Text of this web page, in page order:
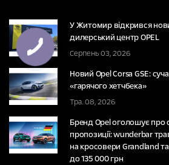
У Житомир відкрився
дилерський центр OPEL
Серпень 03, 2026
Новий Opel Corsa GSE:
«гарячого хетчбека»
Тра. 08, 2026
Бренд Opel оголошує про
пропозиції: wunderbar
на кросовери Grandland
до 135 000 грн